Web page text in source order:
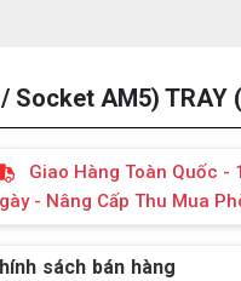
Socket AM5) TRAY
Giao Hàng Toàn Quốc -
- Nâng Cấp Thu Mua
sách bán hàng